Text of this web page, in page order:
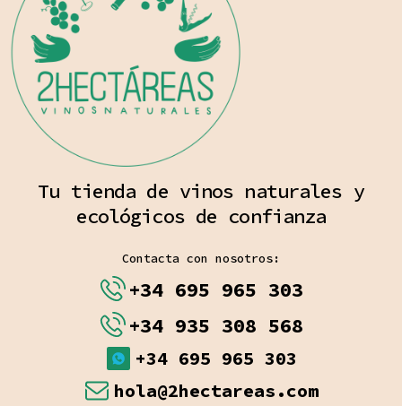
Tu tienda de vinos naturales y
ecológicos de confianza
Contacta con nosotros:
+34 695 965 303
+34 935 308 568
+34 695 965 303
hola@2hectareas.com